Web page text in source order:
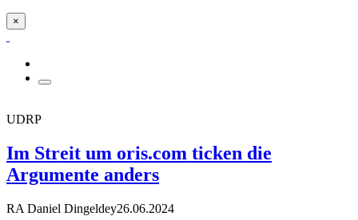
×
UDRP
Im Streit um oris.com ticken die
Argumente anders
RA Daniel Dingeldey26.06.2024